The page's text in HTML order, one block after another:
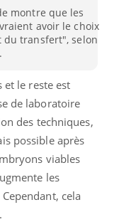
montre que les
avoir le choix
du transfert", selon
et le reste est
de laboratoire
des techniques,
possible après
viables
les
cela